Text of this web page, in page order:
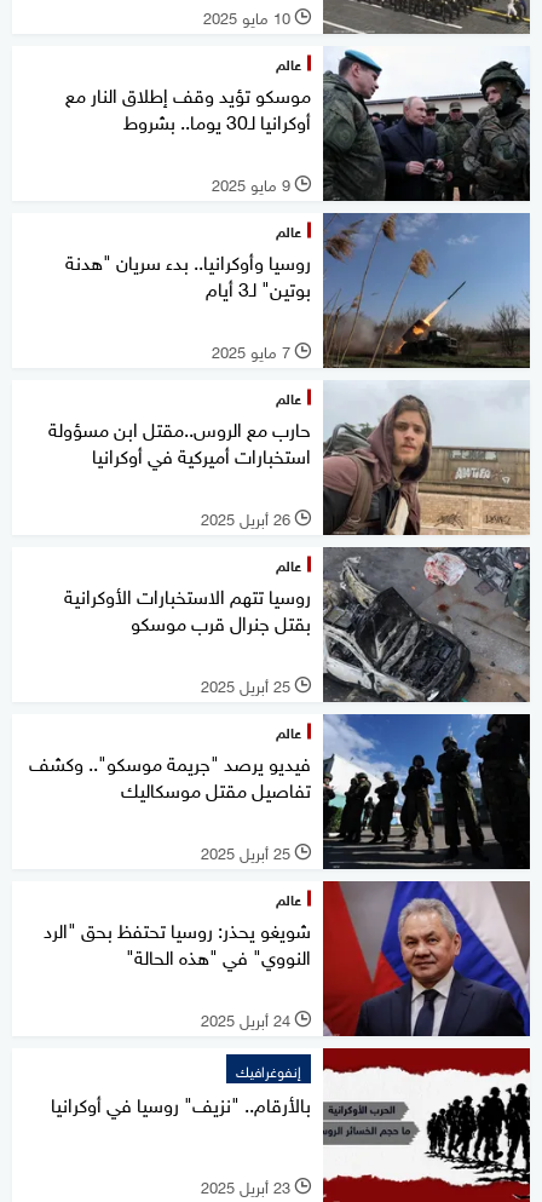
l 10 مايو 2025
عالم
موسكو تؤيد وقف إطلاق النار مع
أوكرانيا لـ30 يوما.. بشروط
l 9 مايو 2025
عالم
روسيا وأوكرانيا.. بدء سريان "هدنة
بوتين" لـ3 أيام
l 7 مايو 2025
عالم
حارب مع الروس..مقتل ابن مسؤولة
استخبارات أميركية في أوكرانيا
l 26 أبريل 2025
عالم
روسيا تتهم الاستخبارات الأوكرانية
بقتل جنرال قرب موسكو
l 25 أبريل 2025
عالم
فيديو يرصد "جريمة موسكو".. وكشف
تفاصيل مقتل موسكاليك
l 25 أبريل 2025
عالم
شويغو يحذر: روسيا تحتفظ بحق "الرد
النووي" في "هذه الحالة"
l 24 أبريل 2025
إنفوغرافيك
بالأرقام.. "نزيف" روسيا في أوكرانيا
l 23 أبريل 2025